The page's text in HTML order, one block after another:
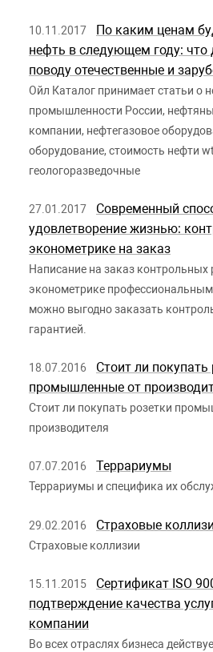
10.11.2017
По каким ценам
нефть в следующем году:
поводу отечественные и
Ойл Каталог принимает статьи о
промышленности России,
компании, нефтегазовое
оборудование, стоимость нефти
геологоразведочные
27.01.2017
Современный
удовлетворение жизнью:
эконометрике на заказ
Написание на заказ контрольных
эконометрике
можно выгодно заказать
гарантией.
18.07.2016
Стоит ли покупать
промышленные от
Стоит ли покупать розетки
производителя
07.07.2016 Террариумы
Террариумы и специфика их
29.02.2016 Страховые
Страховые коллизии
15.11.2015
Сертификат ISO
подтверждение качества
компании
Во всех отраслях бизнеса